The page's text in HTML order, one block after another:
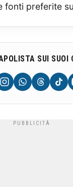
fonti preferite
SUI SUOI